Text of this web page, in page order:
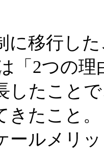
移行した
「2つの
したこと
きたこと
ールメリ